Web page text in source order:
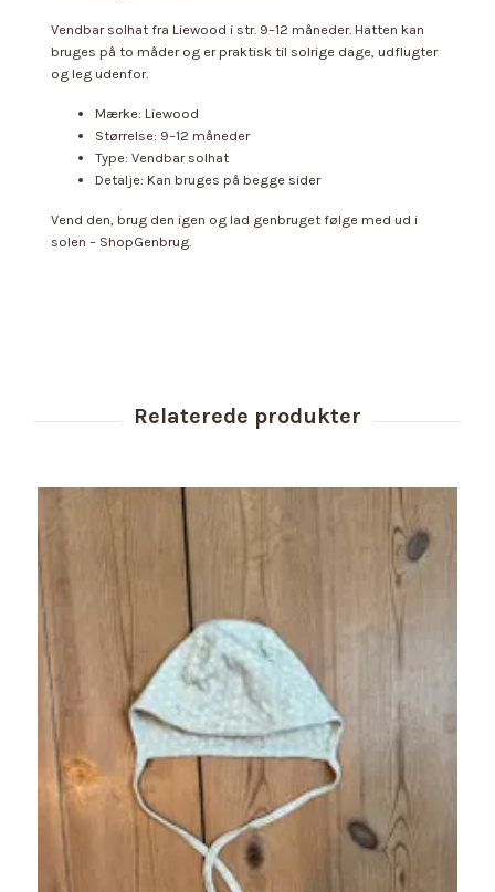
Vendbar solhat fra Liewood i str. 9–12 måneder. Hatten kan
bruges på to måder og er praktisk til solrige dage, udflugter
og leg udenfor.
Mærke: Liewood
Størrelse: 9–12 måneder
Type: Vendbar solhat
Detalje: Kan bruges på begge sider
Vend den, brug den igen og lad genbruget følge med ud i
solen – ShopGenbrug.